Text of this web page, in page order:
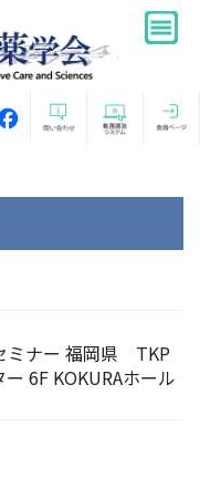
ミナー 福岡県 TKP
6F KOKURAホール